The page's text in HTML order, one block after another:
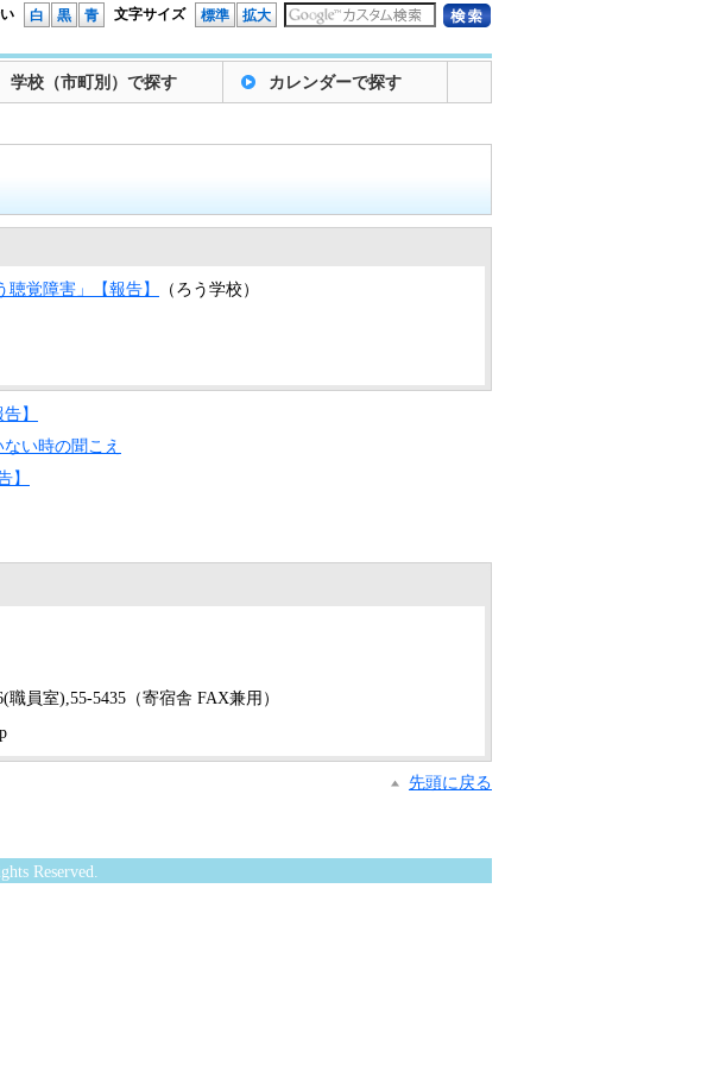
文字サイズ 標準 拡大
白 黒 青
学校（市町別）で探す カレンダーで探す
覚障害」【報告】 （ろう学校）
】
い時の聞こえ
】
員室),55-5435（寄宿舎 FAX兼用）
先頭に戻る
Reserved.